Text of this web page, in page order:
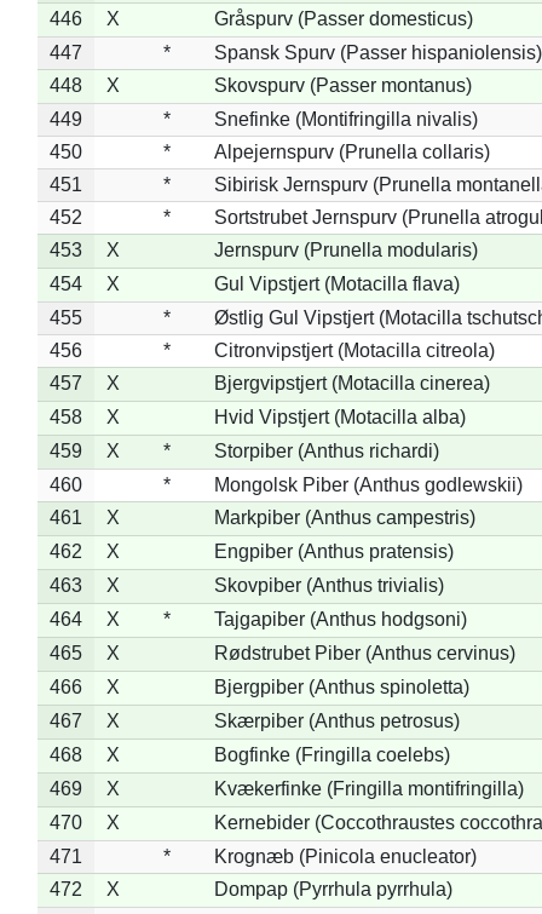
446
X
Gråspurv (Passer domesticus)
447
*
Spansk Spurv (Passer hispaniolensis)
448
X
Skovspurv (Passer montanus)
449
*
Snefinke (Montifringilla nivalis)
450
*
Alpejernspurv (Prunella collaris)
451
*
Sibirisk Jernspurv (Prunella
452
*
Sortstrubet Jernspurv (Prunella
453
X
Jernspurv (Prunella modularis)
454
X
Gul Vipstjert (Motacilla flava)
455
*
Østlig Gul Vipstjert (Motacilla
456
*
Citronvipstjert (Motacilla citreola)
457
X
Bjergvipstjert (Motacilla cinerea)
458
X
Hvid Vipstjert (Motacilla alba)
459
X *
Storpiber (Anthus richardi)
460
*
Mongolsk Piber (Anthus godlewskii)
461
X
Markpiber (Anthus campestris)
462
X
Engpiber (Anthus pratensis)
463
X
Skovpiber (Anthus trivialis)
464
X *
Tajgapiber (Anthus hodgsoni)
465
X
Rødstrubet Piber (Anthus cervinus)
466
X
Bjergpiber (Anthus spinoletta)
467
X
Skærpiber (Anthus petrosus)
468
X
Bogfinke (Fringilla coelebs)
469
X
Kvækerfinke (Fringilla montifringilla)
470
X
Kernebider (Coccothraustes
471
*
Krognæb (Pinicola enucleator)
472
X
Dompap (Pyrrhula pyrrhula)